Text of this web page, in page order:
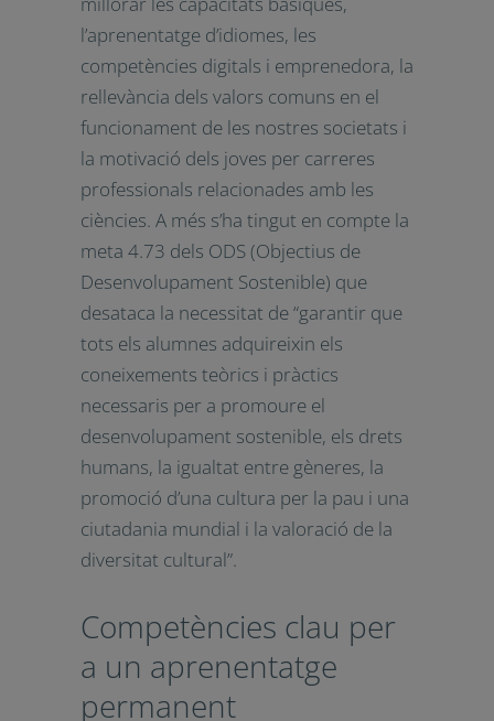
recomanacions i marc de referència
europeu de les competències clau per
a l’aprenentatge permanent. És per
això que s’ha dedicat una especial
atenció a millorar les capacitats
bàsiques, l’aprenentatge d’idiomes, les
competències digitals i emprenedora,
la rellevància dels valors comuns en el
funcionament de les nostres societats
i la motivació dels joves per carreres
professionals relacionades amb les
ciències. A més s’ha tingut en compte
la meta 4.73 dels ODS (Objectius de
Desenvolupament Sostenible) que
desataca la necessitat de “garantir
que tots els alumnes adquireixin els
coneixements teòrics i pràctics
necessaris per a promoure el
desenvolupament sostenible, els
gèneres, la promoció d’una cultura
per la pau i una ciutadania mundial i
la valoració de la diversitat cultural”.